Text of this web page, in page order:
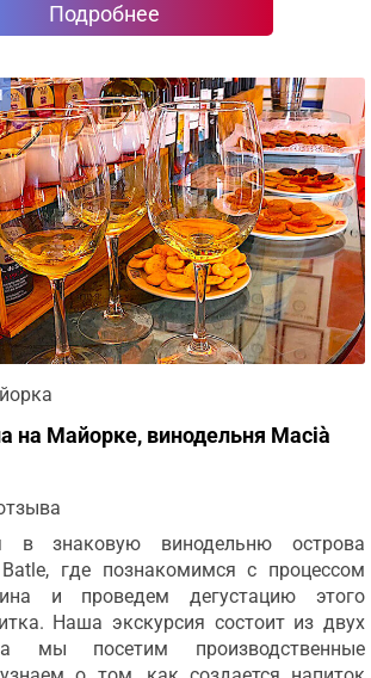
Подробнее
на Майорке, винодельня Macià
в знаковую винодельню острова
где познакомимся с процессом
и проведем дегустацию этого
Наша экскурсия состоит из двух
мы посетим производственные